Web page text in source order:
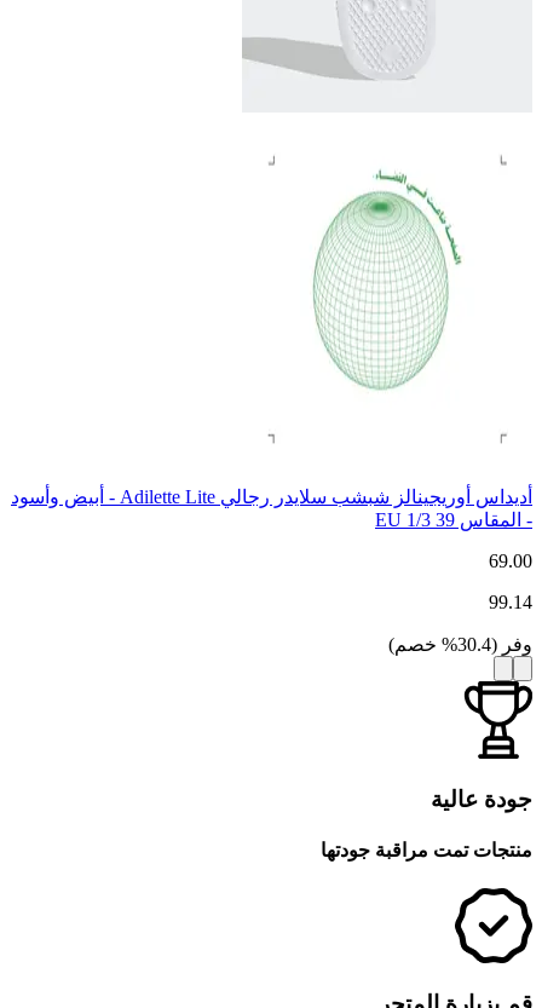
أديداس أوريجينالز شبشب سلايدر رجالي Adilette Lite - أبيض وأسود
- المقاس 39 1/3 EU
69.00
99.14
وفر (
30.4
% خصم)
جودة عالية
منتجات تمت مراقبة جودتها